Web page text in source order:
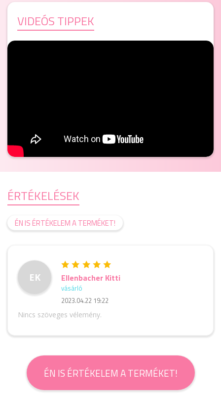
VIDEÓS TIPPEK
ÉRTÉKELÉSEK
ÉN IS ÉRTÉKELEM A TERMÉKET!
EK Ellenbacher Kitti
vásárló
2023.04.22 19:22
Nincs szöveges vélemény.
ÉN IS ÉRTÉKELEM A TERMÉKET!